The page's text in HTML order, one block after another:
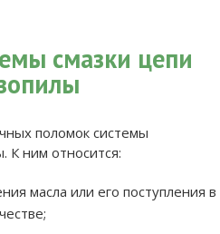
смазки цепи
поломок системы
К ним относится:
масла или его поступления в